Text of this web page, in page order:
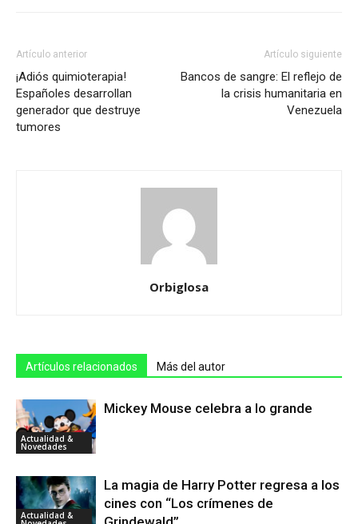
Artículo anterior
¡Adiós quimioterapia!
Españoles desarrollan
generador que destruye
tumores
Artículo siguiente
Bancos de sangre: El reflejo de
la crisis humanitaria en
Venezuela
Orbiglosa
Artículos relacionados Más del autor
Actualidad &
Novedades
Mickey Mouse celebra a lo grande
Actualidad &
La magia de Harry Potter regresa a los
cines con “Los crímenes de